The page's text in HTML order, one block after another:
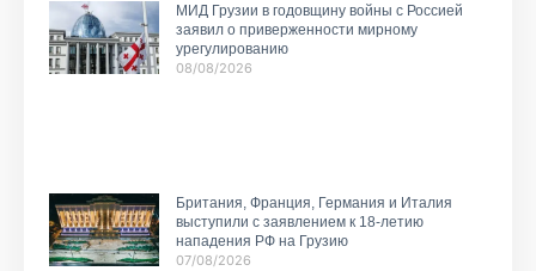
МИД Грузии в годовщину войны с Россией
заявил о приверженности мирному
урегулированию
08/08/2026
Британия, Франция, Германия и Италия
выступили с заявлением к 18-летию
нападения РФ на Грузию
07/08/2026